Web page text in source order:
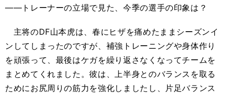
――トレーナーの立場で見た、今季の選手の印象は？
主将のDF山本虎は、春にヒザを痛めたままシーズンイ
ンしてしまったのですが、補強トレーニングや身体作り
を頑張って、最後はケガを繰り返さなくなってチームを
まとめてくれました。彼は、上半身とのバランスを取る
ためにお尻周りの筋力を強化しましたし、片足バランス